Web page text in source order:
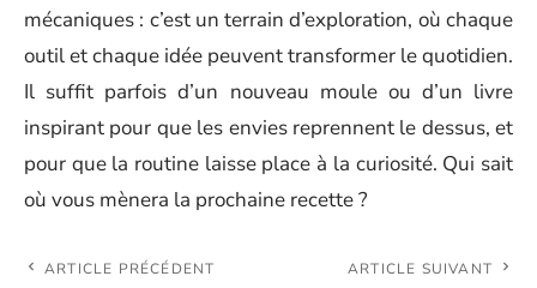
mécaniques : c’est un terrain d’exploration, où chaque
outil et chaque idée peuvent transformer le quotidien.
Il suffit parfois d’un nouveau moule ou d’un livre
inspirant pour que les envies reprennent le dessus, et
pour que la routine laisse place à la curiosité. Qui sait
où vous mènera la prochaine recette ?
ARTICLE PRÉCÉDENT ARTICLE SUIVANT